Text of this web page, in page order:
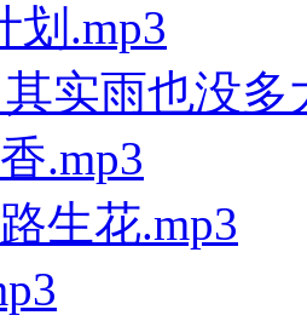
划.mp3
其实雨也没
.mp3
生花.mp3